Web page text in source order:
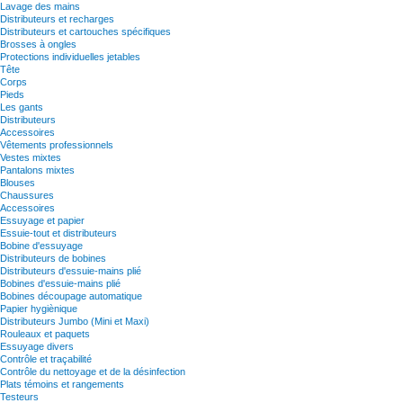
Lavage des mains
Distributeurs et recharges
Distributeurs et cartouches spécifiques
Brosses à ongles
Protections individuelles jetables
Tête
Corps
Pieds
Les gants
Distributeurs
Accessoires
Vêtements professionnels
Vestes mixtes
Pantalons mixtes
Blouses
Chaussures
Accessoires
Essuyage et papier
Essuie-tout et distributeurs
Bobine d'essuyage
Distributeurs de bobines
Distributeurs d'essuie-mains plié
Bobines d'essuie-mains plié
Bobines découpage automatique
Papier hygiènique
Distributeurs Jumbo (Mini et Maxi)
Rouleaux et paquets
Essuyage divers
Contrôle et traçabilité
Contrôle du nettoyage et de la désinfection
Plats témoins et rangements
Testeurs